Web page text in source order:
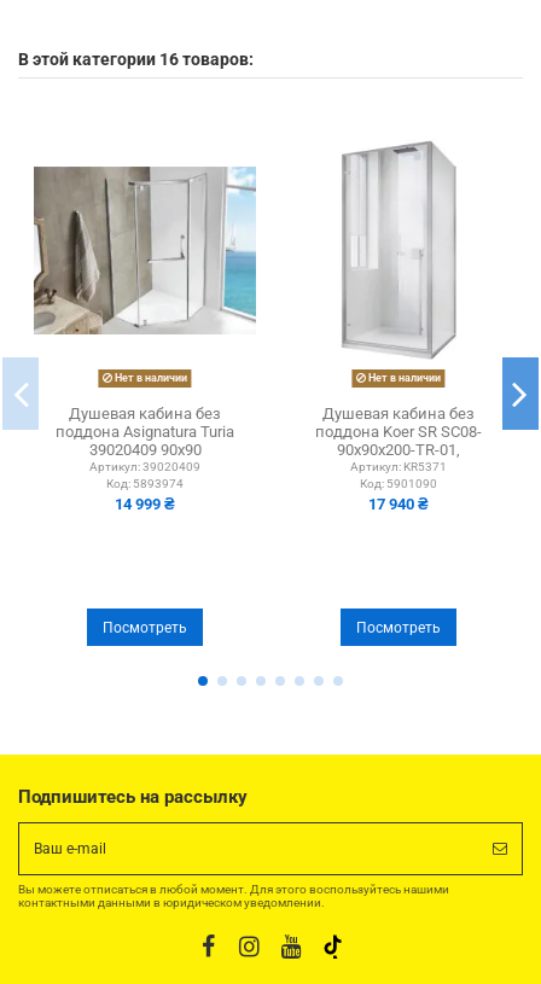
В этой категории 16 товаров:
Нет в наличии
Душевая кабина без
поддона Asignatura Turia
39020409 90х90
распашная, пятиугольная
Артикул:39020409
Код: 5893974
14 999 ₴
Посмотреть
Нет в наличии
Душевая кабина без
поддона Koer SR SC08-
90x90x200-TR-01,
квадратная
Артикул: KR5371
Код: 5901090
17 940 ₴
Посмотреть
Подпишитесь на рассылку
Вы можете отписаться в любой момент. Для этого воспользуйтесь нашими
контактными данными в юридическом уведомлении.